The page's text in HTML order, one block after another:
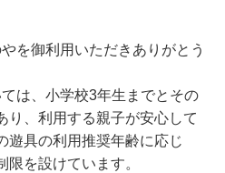
を御利用いただきありがとう
は、小学校3年生までとその
り、利用する親子が安心して
遊具の利用推奨年齢に応じ
を設けています。